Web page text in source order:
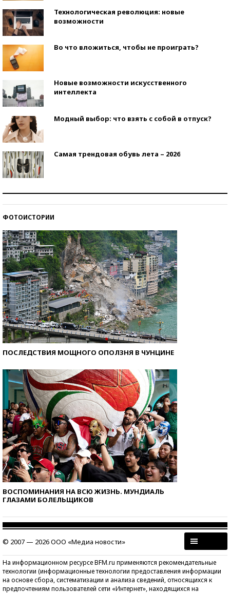
Технологическая революция: новые
возможности
Во что вложиться, чтобы не проиграть?
Новые возможности искусственного
интеллекта
Модный выбор: что взять с собой в отпуск?
Самая трендовая обувь лета – 2026
ФОТОИСТОРИИ
ПОСЛЕДСТВИЯ МОЩНОГО ОПОЛЗНЯ В ЧУНЦИНЕ
ВОСПОМИНАНИЯ НА ВСЮ ЖИЗНЬ. МУНДИАЛЬ
ГЛАЗАМИ БОЛЕЛЬЩИКОВ
© 2007 — 2026 ООО «Медиа новости»
На информационном ресурсе BFM.ru применяются рекомендательные
технологии (информационные технологии предоставления информации
на основе сбора, систематизации и анализа сведений, относящихся к
предпочтениям пользователей сети «Интернет», находящихся на